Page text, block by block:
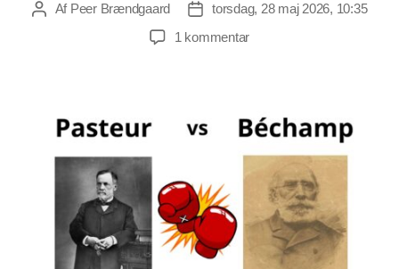
Indlægsforfatter
Af Peer Brændgaard Indlægsdato
torsdag, 28 maj 2026, 10:35
1 kommentartil
mellem
Pasteur
og
Béchamp